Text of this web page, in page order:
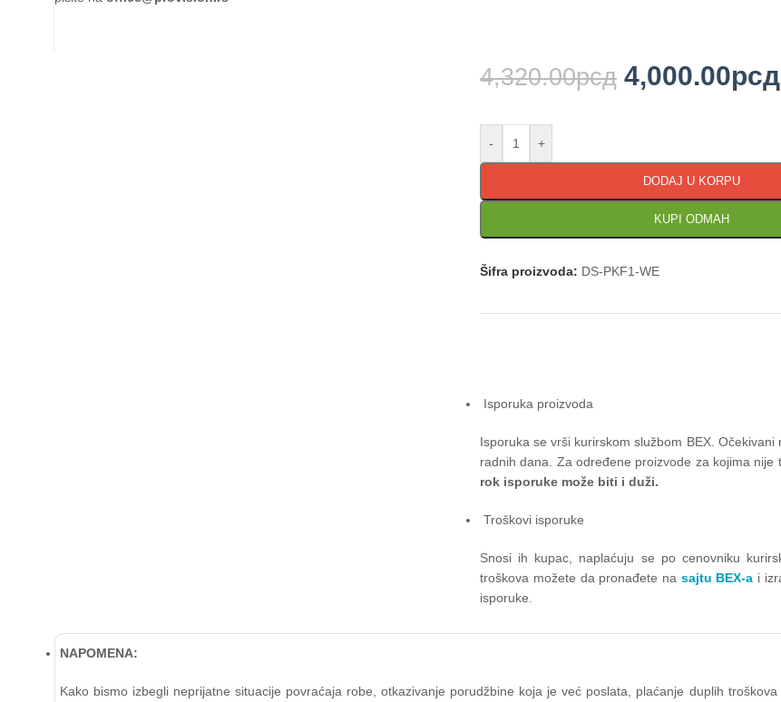
4,320.00рсд 4,000.00рсд
- +
DODAJ U KORPU
KUPI ODMAH
Šifra proizvoda: DS-PKF1-WE
Isporuka proizvoda
Isporuka se vrši kurirskom službom BEX. Očekivani
radnih dana. Za određene proizvode za kojima nije
rok isporuke može biti i duži.
Troškovi isporuke
Snosi ih kupac, naplaćuju se po cenovniku
troškova možete da pronađete na sajtu BEX-a i
isporuke.
NAPOMENA:
Kako bismo izbegli neprijatne situacije povraćaja robe, otkazivanje porudžbine koja je već poslata, plaćanje duplih